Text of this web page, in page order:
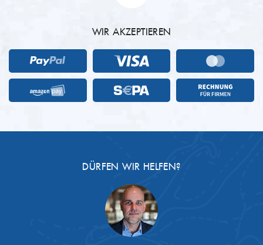
WIR AKZEPTIEREN
DÜRFEN WIR HELFEN?